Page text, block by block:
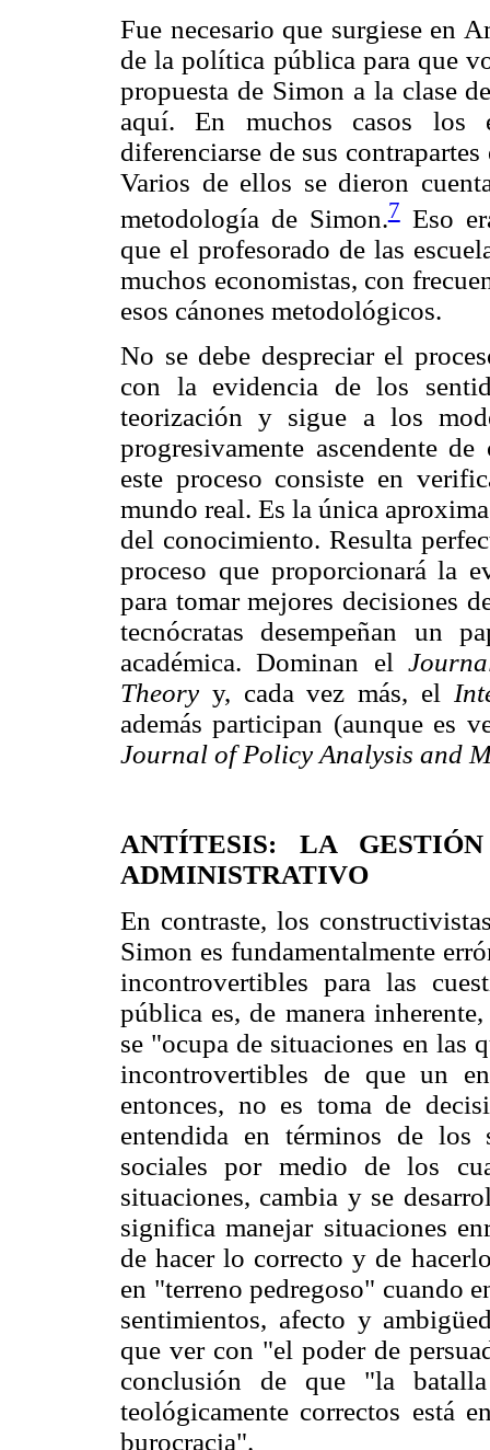
Fue necesario que surgiese en
de la política pública para que
propuesta de Simon a la clase
aquí. En muchos casos los
diferenciarse de sus
Varios de ellos se dieron
metodología de Simon.7Eso
que el profesorado de las
muchos economistas, con
esos cánones metodológicos.
No se debe despreciar el
con la evidencia de los
teorización y sigue a los
progresivamente ascendente
este proceso consiste en
mundo real. Es la única
del conocimiento. Resulta
proceso que proporcionará la
para tomar mejores decisiones
tecnócratas desempeñan un
académica. Dominan el
Theory y, cada vez más, el
además participan (aunque es
Journal of Policy Analysis and
ANTÍTESIS: LA
ADMINISTRATIVO
En contraste, los
Simon es fundamentalmente
incontrovertibles para las
pública es, de manera
se "ocupa de situaciones en las
incontrovertibles de que un
entonces, no es toma de
entendida en términos de los
sociales por medio de los
situaciones, cambia y se
significa manejar situaciones
de hacer lo correcto y de
en "terreno pedregoso" cuando
sentimientos, afecto y
que ver con "el poder de
conclusión de que "la
teológicamente correctos está
burocracia".